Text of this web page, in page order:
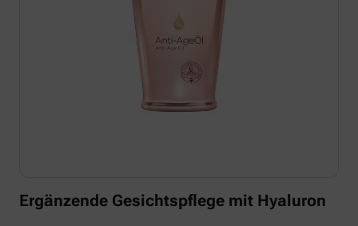
Ergänzende Gesichtspflege mit Hyaluron